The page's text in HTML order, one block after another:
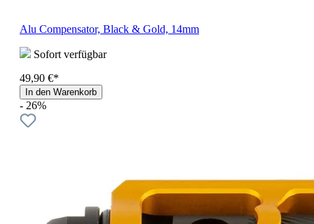
Alu Compensator, Black & Gold, 14mm
Sofort verfügbar
49,90 €*
In den Warenkorb
- 26%